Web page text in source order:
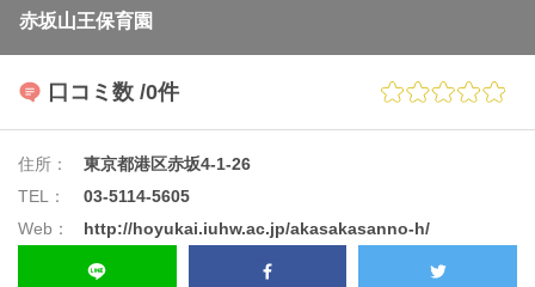
赤坂山王保育園
口コミ数 /0件
住所：
東京都港区赤坂4-1-26
TEL：
03-5114-5605
Web：
http://hoyukai.iuhw.ac.jp/akasakasanno-h/